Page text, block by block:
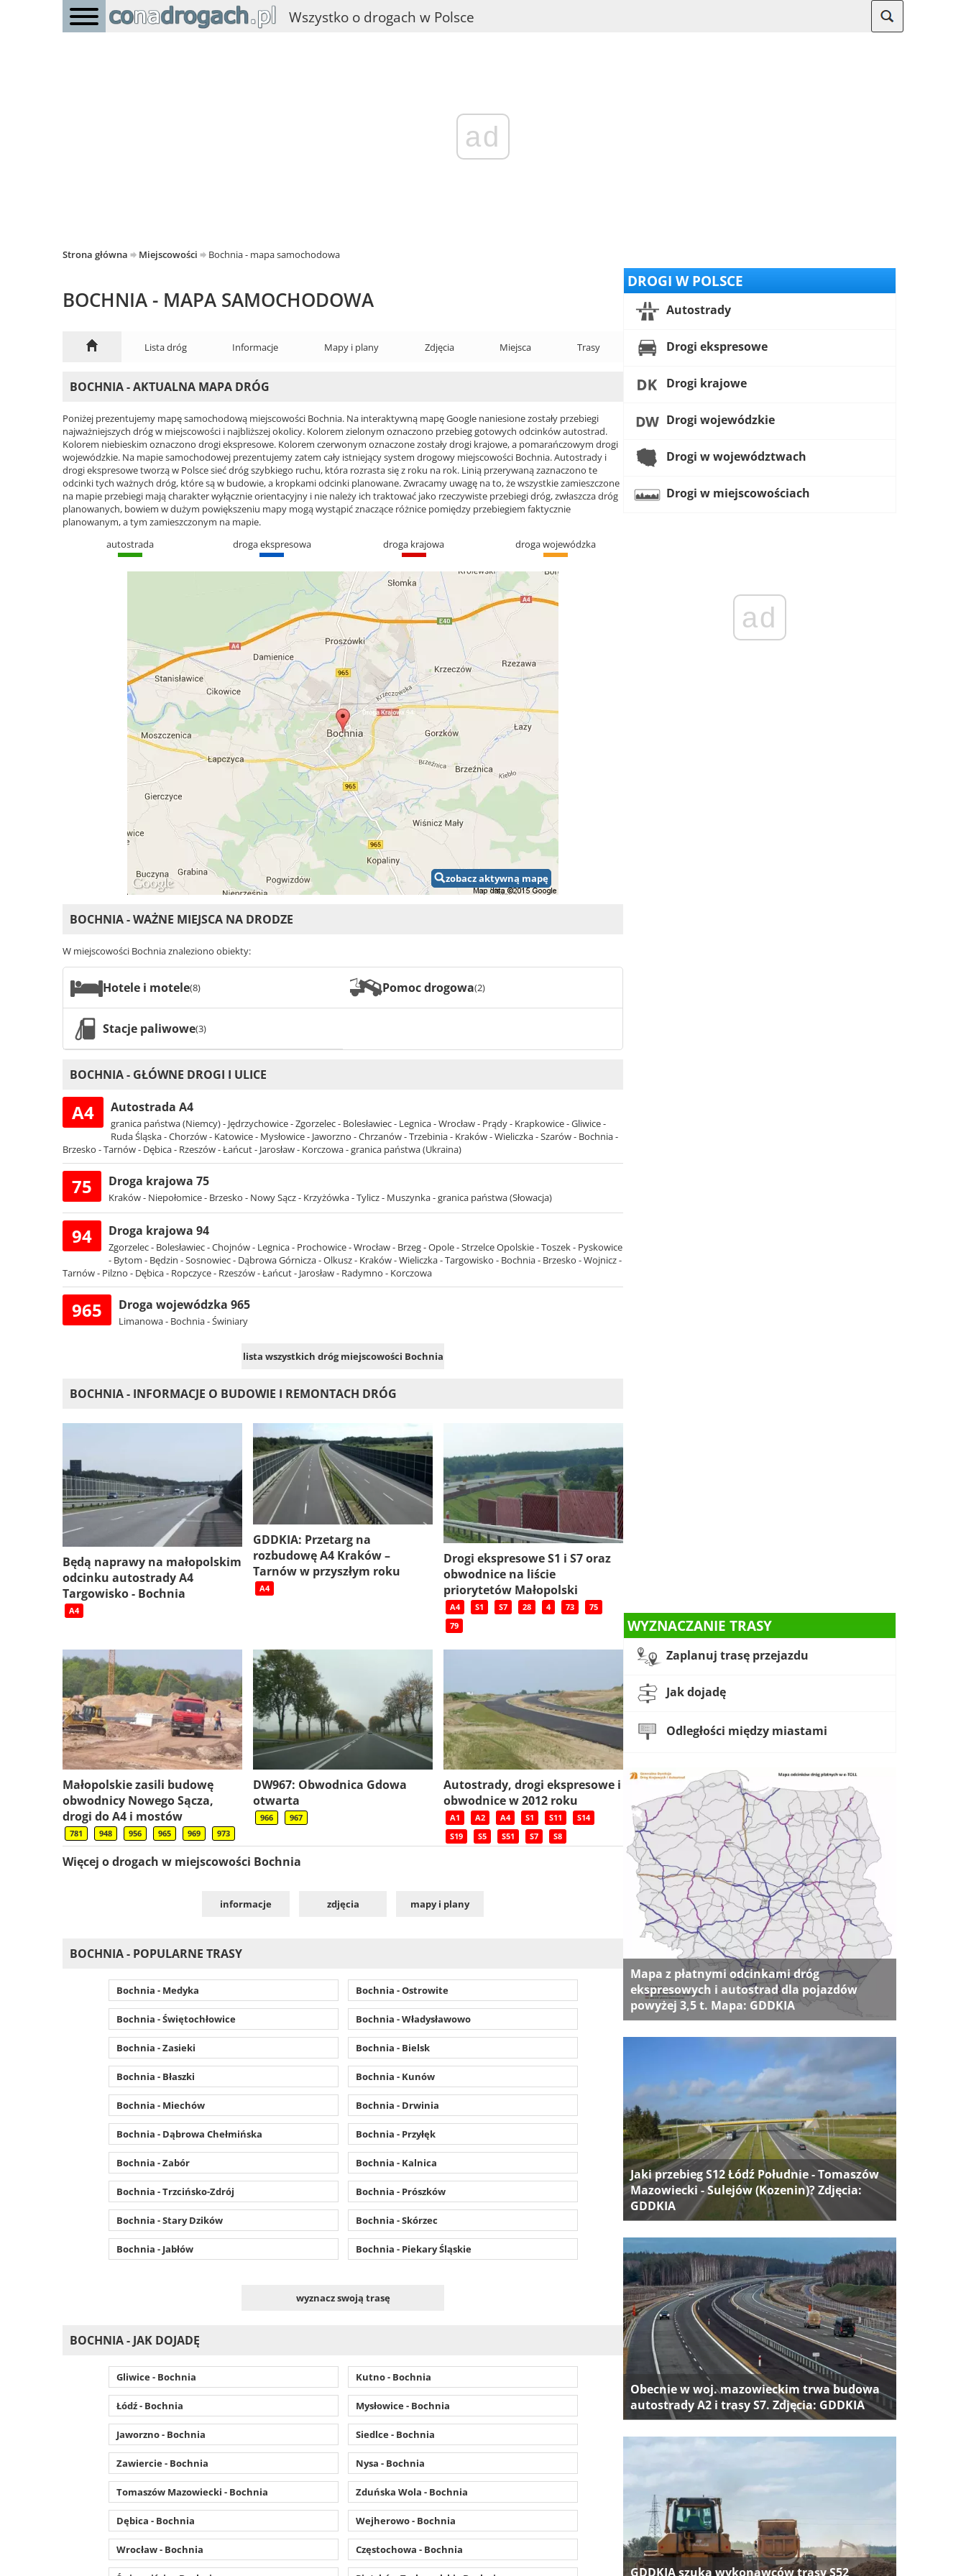
Wszystko o drogach w Polsce
ad
Strona główna Miejscowości Bochnia - mapa samochodowa
BOCHNIA - MAPA SAMOCHODOWA
Lista dróg Informacje Mapy i plany Zdjęcia Miejsca Trasy
BOCHNIA - AKTUALNA MAPA DRÓG
Poniżej prezentujemy mapę samochodową miejscowości Bochnia. Na interaktywną mapę Google naniesione zostały przebiegi
najważniejszych dróg w miejscowości i najbliższej okolicy. Kolorem zielonym oznaczono przebieg gotowych odcinków autostrad.
Kolorem niebieskim oznaczono drogi ekspresowe. Kolorem czerwonym oznaczone zostały drogi krajowe, a pomarańczowym drogi
wojewódzkie. Na mapie samochodowej prezentujemy zatem cały istniejący system drogowy miejscowości Bochnia. Autostrady i
drogi ekspresowe tworzą w Polsce sieć dróg szybkiego ruchu, która rozrasta się z roku na rok. Linią przerywaną zaznaczono te
odcinki tych ważnych dróg, które są w budowie, a kropkami odcinki planowane. Zwracamy uwagę na to, że wszystkie zamieszczone
na mapie przebiegi mają charakter wyłącznie orientacyjny i nie należy ich traktować jako rzeczywiste przebiegi dróg, zwłaszcza dróg
planowanych, bowiem w dużym powiększeniu mapy mogą wystąpić znaczące różnice pomiędzy przebiegiem faktycznie
planowanym, a tym zamieszczonym na mapie.
autostrada
droga ekspresowa droga krajowa droga wojewódzka
zobacz aktywną mapę
BOCHNIA - WAŻNE MIEJSCA NA DRODZE
W miejscowości Bochnia znaleziono obiekty:
Hotele i motele(8) Pomoc drogowa(2)
Stacje paliwowe(3)
BOCHNIA - GŁÓWNE DROGI I ULICE
A4 Autostrada A4
granica państwa (Niemcy) - Jędrzychowice - Zgorzelec - Bolesławiec - Legnica - Wrocław - Prądy - Krapkowice - Gliwice -
Ruda Śląska - Chorzów - Katowice - Mysłowice - Jaworzno - Chrzanów - Trzebinia - Kraków - Wieliczka - Szarów - Bochnia -
Brzesko - Tarnów - Dębica - Rzeszów - Łańcut - Jarosław - Korczowa - granica państwa (Ukraina)
75 Droga krajowa 75
Kraków - Niepołomice - Brzesko - Nowy Sącz - Krzyżówka - Tylicz - Muszynka - granica państwa (Słowacja)
94 Droga krajowa 94
Zgorzelec - Bolesławiec - Chojnów - Legnica - Prochowice - Wrocław - Brzeg - Opole - Strzelce Opolskie - Toszek - Pyskowice
- Bytom - Będzin - Sosnowiec - Dąbrowa Górnicza - Olkusz - Kraków - Wieliczka - Targowisko - Bochnia - Brzesko - Wojnicz -
Tarnów - Pilzno - Dębica - Ropczyce - Rzeszów - Łańcut - Jarosław - Radymno - Korczowa
965 Droga wojewódzka 965
Limanowa - Bochnia - Świniary
lista wszystkich dróg miejscowości Bochnia
BOCHNIA - INFORMACJE O BUDOWIE I REMONTACH DRÓG
Będą naprawy na małopolskim
odcinku autostrady A4
Targowisko - Bochnia
A4
GDDKIA: Przetarg na
rozbudowę A4 Kraków –
Tarnów w przyszłym roku
A4
Drogi ekspresowe S1 i S7 oraz
obwodnice na liście
priorytetów Małopolski
A4 S1 S7 28 4 73
75
79
Małopolskie zasili budowę
obwodnicy Nowego Sącza,
drogi do A4 i mostów
781 948 956 965 969 973
DW967: Obwodnica Gdowa
otwarta
966 967
Autostrady, drogi ekspresowe i
obwodnice w 2012 roku
A1 A2 A4 S1 S11
S14
S19
S5 S51 S7 S8
Więcej o drogach w miejscowości Bochnia
informacje zdjęcia mapy i plany
BOCHNIA - POPULARNE TRASY
Bochnia - Medyka Bochnia - Ostrowite
Bochnia - Świętochłowice Bochnia - Władysławowo
Bochnia - Zasieki Bochnia - Bielsk
Bochnia - Błaszki Bochnia - Kunów
Bochnia - Miechów Bochnia - Drwinia
Bochnia - Dąbrowa Chełmińska Bochnia - Przyłęk
Bochnia - Zabór Bochnia - Kalnica
Bochnia - Trzcińsko-Zdrój Bochnia - Prószków
Bochnia - Stary Dzików Bochnia - Skórzec
Bochnia - Jabłów Bochnia - Piekary Śląskie
wyznacz swoją trasę
BOCHNIA - JAK DOJADĘ
Gliwice - Bochnia Kutno - Bochnia
Łódź - Bochnia Mysłowice - Bochnia
Jaworzno - Bochnia Siedlce - Bochnia
Zawiercie - Bochnia Nysa - Bochnia
Tomaszów Mazowiecki - Bochnia Zduńska Wola - Bochnia
Dębica - Bochnia Wejherowo - Bochnia
Wrocław - Bochnia Częstochowa - Bochnia
DROGI W POLSCE
Autostrady
Drogi ekspresowe
Drogi krajowe
Drogi wojewódzkie
Drogi w województwach
Drogi w miejscowościach
ad
WYZNACZANIE TRASY
Zaplanuj trasę przejazdu
Jak dojadę
Odległości między miastami
Mapa z płatnymi odcinkami dróg
ekspresowych i autostrad dla pojazdów
powyżej 3,5 t. Mapa: GDDKIA
Jaki przebieg S12 Łódź Południe - Tomaszów
Mazowiecki - Sulejów (Kozenin)? Zdjęcia:
GDDKIA
Obecnie w woj. mazowieckim trwa budowa
autostrady A2 i trasy S7. Zdjęcia: GDDKIA
GDDKIA szuka wykonawców trasy S52